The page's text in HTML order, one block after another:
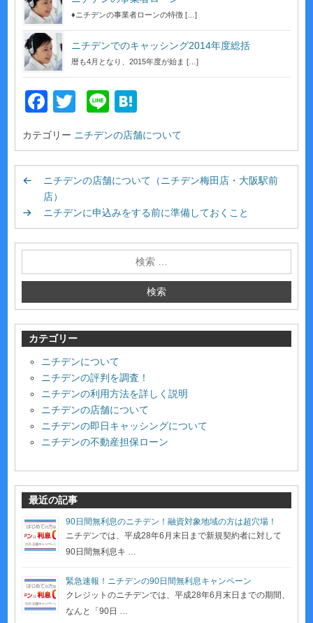
♦ニチデンの事業者ローンの特徴 […]
ニチデンでのキャッシング2014年度総括
暦も4月となり、2015年度が始ま […]
F
c
e
b
o
o
k
T
tt
er
Li
e
e
n
a
カテゴリー ニチデンの店舗について
ニチデンの店舗について（ニチデン梅田店・大阪駅前
店）
ニチデンに申込みをする前に準備しておくこと
カテゴリー
ニチデンについて
ニチデンの評判を調査！
ニチデンの利用方法を詳しく説明
ニチデンの店舗について
ニチデンの即日キャッシングについて
ニチデンの不動産担保ローン
最近の記事
90日間無利息のニチデン！融資対象地域の方は超穴場！
ニチデンでは、平成28年6月末日まで新規契約者に対して
90日間無利息キ …
緊急速報！ニチデンの90日間無利息キャンペーン
クレジットのニチデンでは、平成28年6月末日までの期間、
なんと「90日 …